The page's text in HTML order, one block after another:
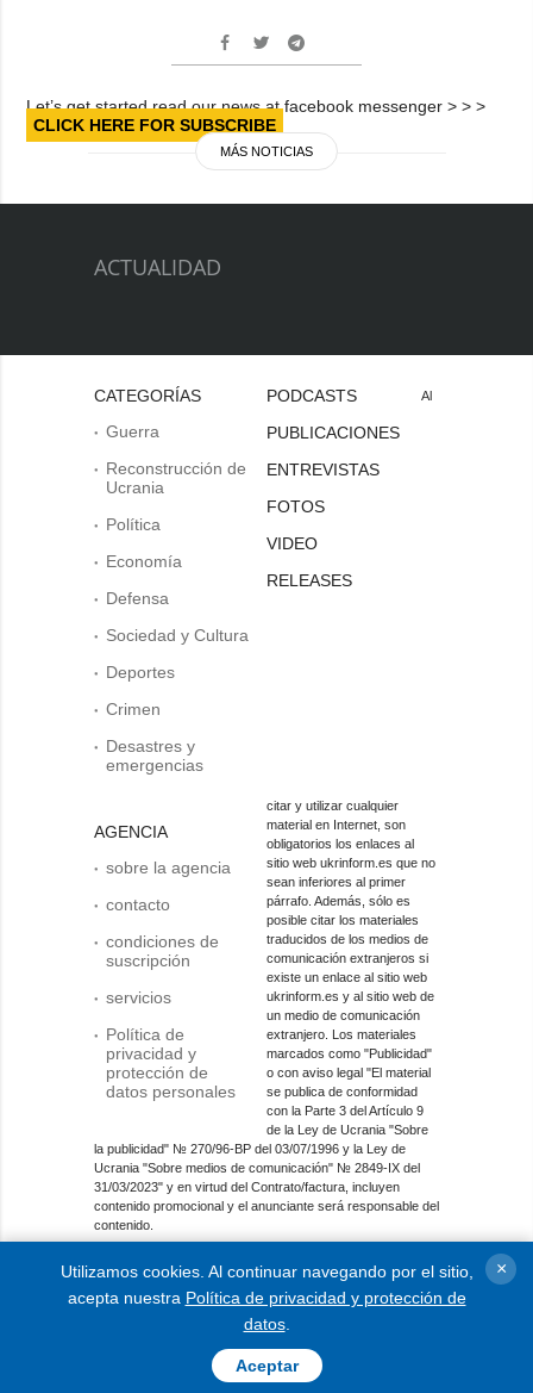
Let’s get started read our news at facebook messenger > > >
CLICK HERE FOR SUBSCRIBE
MÁS NOTICIAS
ACTUALIDAD
CATEGORÍAS
Guerra
Reconstrucción de
Ucrania
Política
Economía
Defensa
Sociedad y Cultura
Deportes
Crimen
Desastres y
emergencias
AGENCIA
sobre la agencia
contacto
condiciones de
suscripción
servicios
Política de
privacidad y
protección de
datos personales
PODCASTS
PUBLICACIONES
ENTREVISTAS
FOTOS
VIDEO
RELEASES
Al
citar y utilizar cualquier
material en Internet, son
obligatorios los enlaces al
sitio web ukrinform.es que no
sean inferiores al primer
párrafo. Además, sólo es
posible citar los materiales
traducidos de los medios de
comunicación extranjeros si
existe un enlace al sitio web
ukrinform.es y al sitio web de
un medio de comunicación
extranjero. Los materiales
marcados como "Publicidad"
o con aviso legal "El material
se publica de conformidad
con la Parte 3 del Artículo 9
de la Ley de Ucrania "Sobre
la publicidad" № 270/96-ВР del 03/07/1996 y la Ley de
Ucrania "Sobre medios de comunicación" № 2849-IX del
31/03/2023" y en virtud del Contrato/factura, incluyen
contenido promocional y el anunciante será responsable del
contenido.
Entidad de medios en línea; identificador de medios: R40-
01421.
© 2015-2026 Ukrinform. Todos los derechos reservados.
Utilizamos cookies. Al continuar navegando por el sitio,
acepta nuestra Política de privacidad y protección de
datos.
Aceptar
×